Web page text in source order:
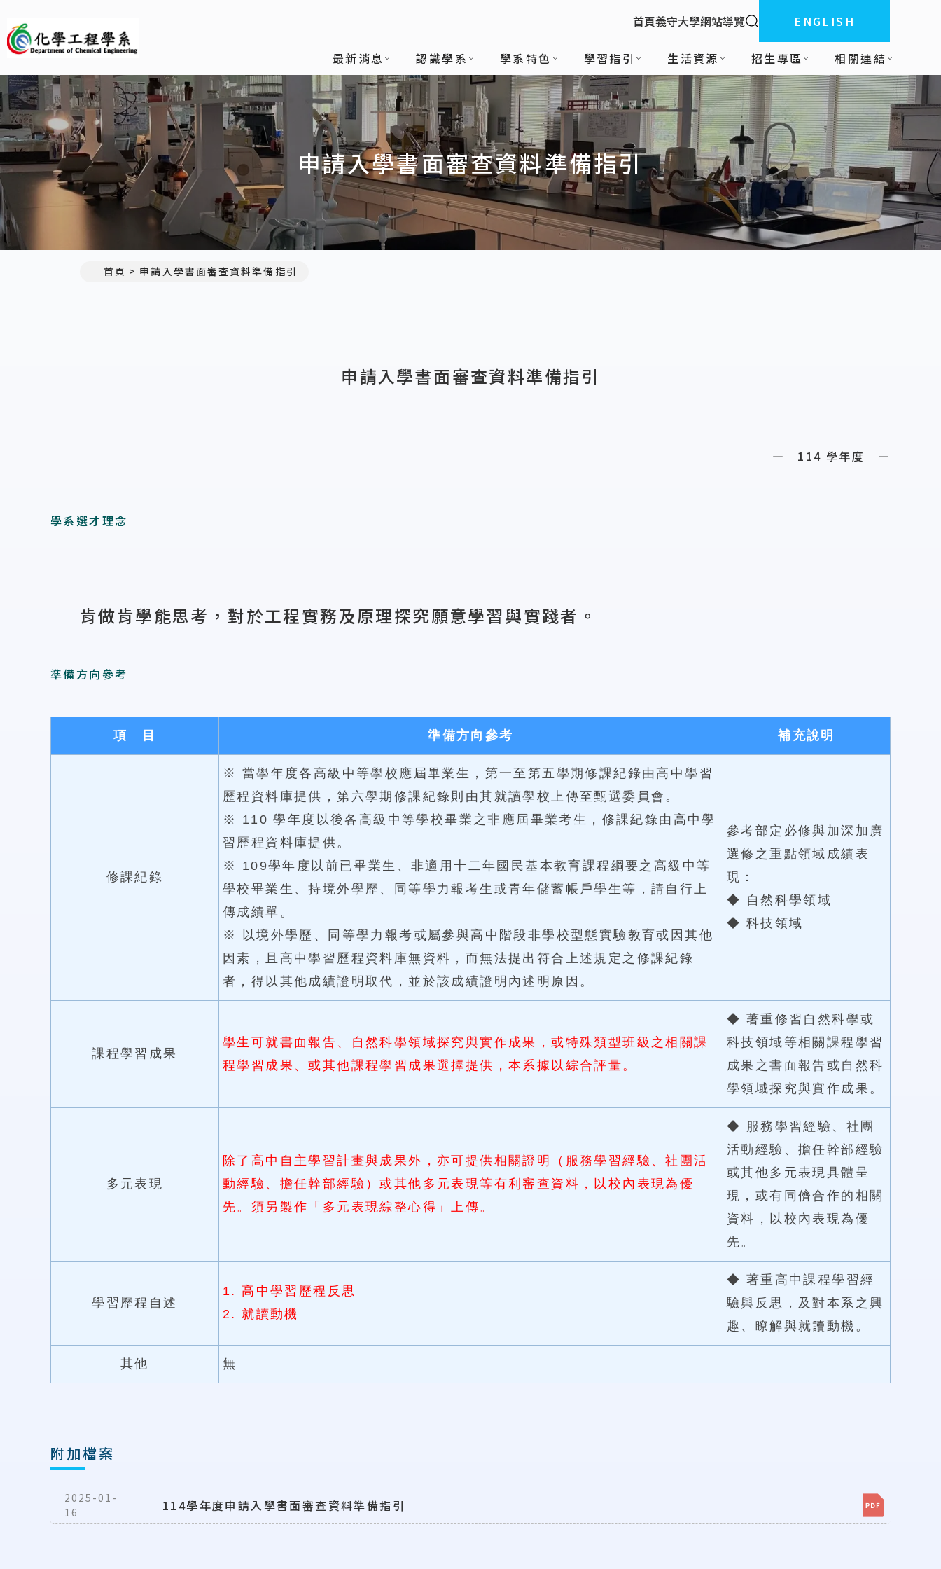
:::
首頁義守大學網站導覽 全站搜索ENGLISH
最新消息 認識學系 學系特色 學習指引 生活資源 招生專區 相關連結
申請入學書面審查資料準備指引
首頁 申請入學書面審查資料準備指引
申請入學書面審查資料準備指引
— 114 學年度 —
學系選才理念
肯做肯學能思考，對於工程實務及原理探究願意學習與實踐者。
準備方向參考
項 目 準備方向參考 補充說明
修課紀錄
※ 當學年度各高級中等學校應屆畢業生，第一至第五學期修課紀錄由高中學習
歷程資料庫提供，第六學期修課紀錄則由其就讀學校上傳至甄選委員會。
※ 110 學年度以後各高級中等學校畢業之非應屆畢業考生，修課紀錄由高中學
習歷程資料庫提供。
※ 109學年度以前已畢業生、非適用十二年國民基本教育課程綱要之高級中等
學校畢業生、持境外學歷、同等學力報考生或青年儲蓄帳戶學生等，請自行上
傳成績單。
※ 以境外學歷、同等學力報考或屬參與高中階段非學校型態實驗教育或因其他
因素，且高中學習歷程資料庫無資料，而無法提出符合上述規定之修課紀錄
者，得以其他成績證明取代，並於該成績證明內述明原因。
參考部定必修與加深加廣
選修之重點領域成績表
現：
◆ 自然科學領域
◆ 科技領域
課程學習成果
學生可就書面報告、自然科學領域探究與實作成果，或特殊類型班級之相關課
程學習成果、或其他課程學習成果選擇提供，本系據以綜合評量。
◆ 著重修習自然科學或
科技領域等相關課程學習
成果之書面報告或自然科
學領域探究與實作成果。
多元表現
除了高中自主學習計畫與成果外，亦可提供相關證明（服務學習經驗、社團活
動經驗、擔任幹部經驗）或其他多元表現等有利審查資料，以校內表現為優
先。須另製作「多元表現綜整心得」上傳。
◆ 服務學習經驗、社團
活動經驗、擔任幹部經驗
或其他多元表現具體呈
現，或有同儕合作的相關
資料，以校內表現為優
先。
學習歷程自述
1. 高中學習歷程反思
2. 就讀動機
◆ 著重高中課程學習經
驗與反思，及對本系之興
趣、瞭解與就讀動機。
其他 無
附加檔案
2025-01-
16
114學年度申請入學書面審查資料準備指引